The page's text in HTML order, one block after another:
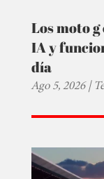
Los moto
IA y
día
Ago 5, 2026|